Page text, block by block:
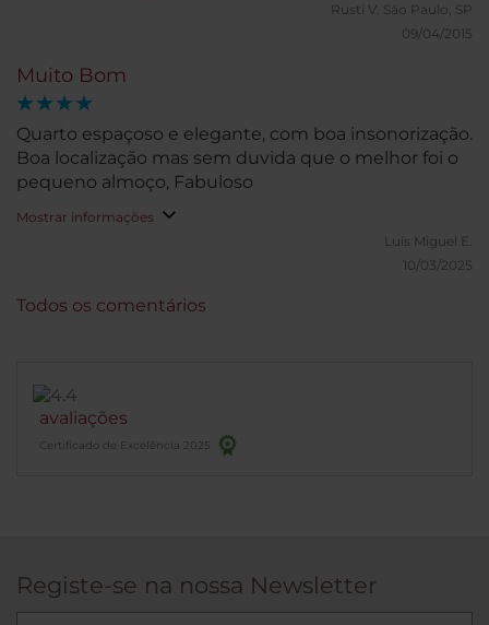
Rusti V. São Paulo, SP
09/04/2015
Muito Bom
Quarto espaçoso e elegante, com boa insonorização.
Boa localização mas sem duvida que o melhor foi o
pequeno almoço, Fabuloso
Mostrar informações
Luís Miguel E.
10/03/2025
avaliações
Certificado de Excelência 2025
Todos os comentários
Registe-se na nossa Newsletter